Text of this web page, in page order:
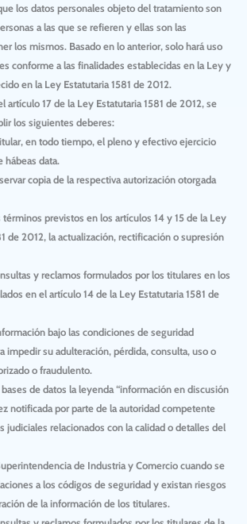
los datos personales objeto del tratamiento son
a las que se refieren y ellas son las
los mismos. Basado en lo anterior, solo hará uso
conforme a las finalidades establecidas en la Ley y
en la Ley Estatutaria 1581 de 2012.
artículo 17 de la Ley Estatutaria 1581 de 2012, se
los siguientes deberes:
en todo tiempo, el pleno y efectivo ejercicio
hábeas data.
copia de la respectiva autorización otorgada
términos previstos en los artículos 14 y 15 de la Ley
de 2012, la actualización, rectificación o supresión
y reclamos formulados por los titulares en los
en el artículo 14 de la Ley Estatutaria 1581 de
bajo las condiciones de seguridad
impedir su adulteración, pérdida, consulta, uso o
o fraudulento.
de datos la leyenda “información en discusión
notificada por parte de la autoridad competente
judiciales relacionados con la calidad o detalles del
de Industria y Comercio cuando se
a los códigos de seguridad y existan riesgos
de la información de los titulares.